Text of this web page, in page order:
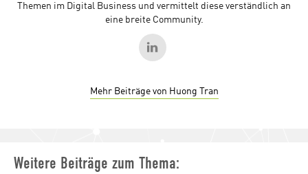
Themen im Digital Business und vermittelt diese verständlich an
eine breite Community.
Mehr Beiträge von Huong Tran
Weitere Beiträge zum Thema: